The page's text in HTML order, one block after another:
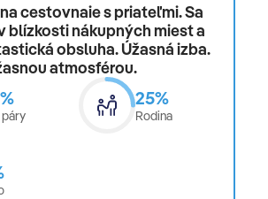
cestovnaie s priateľmi. Sa
blízkosti nákupných miest a
obsluha. Úžasná izba.
atmosférou.
páry
25%
Rodina